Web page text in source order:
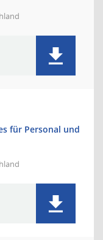
für Personal und